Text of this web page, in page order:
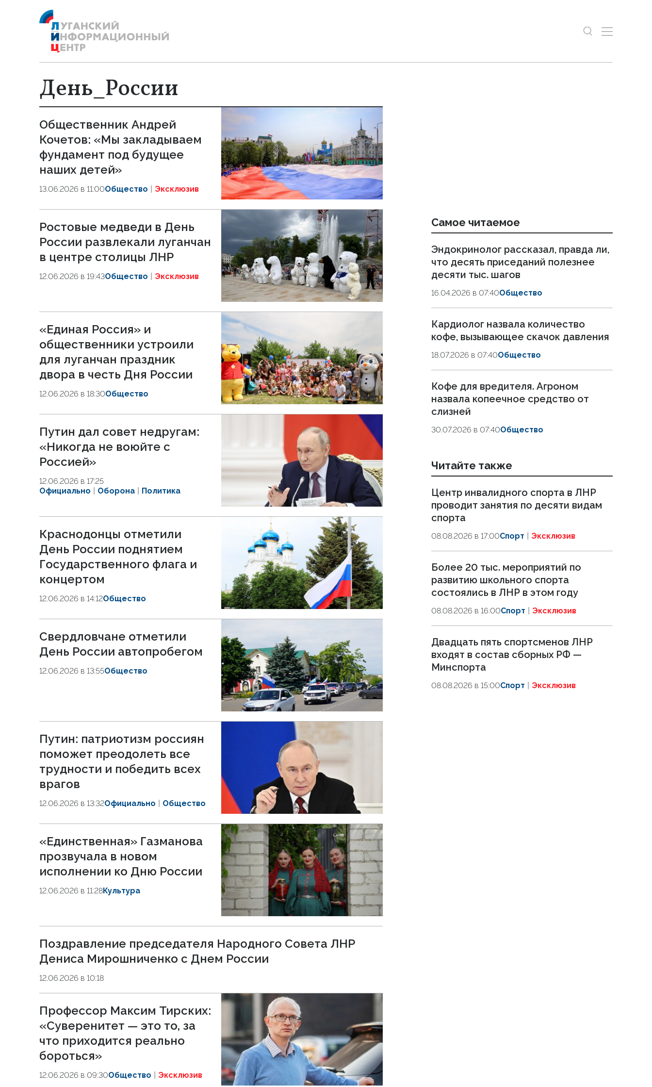
День_России
Общественник Андрей
Кочетов: «Мы закладываем
фундамент под будущее
наших детей»
13.06.2026 в 11:00Общество Эксклюзив
Ростовые медведи в День
России развлекали луганчан
в центре столицы ЛНР
12.06.2026 в 19:43Общество Эксклюзив
«Единая Россия» и
общественники устроили
для луганчан праздник
двора в честь Дня России
12.06.2026 в 18:30Общество
Путин дал совет недругам:
«Никогда не воюйте с
Россией»
12.06.2026 в 17:25
Официально
Оборона Политика
Краснодонцы отметили
День России поднятием
Государственного флага и
концертом
12.06.2026 в 14:12Общество
Свердловчане отметили
День России автопробегом
12.06.2026 в 13:55Общество
Путин: патриотизм россиян
поможет преодолеть все
трудности и победить всех
врагов
12.06.2026 в 13:32Официально Общество
«Единственная» Газманова
прозвучала в новом
исполнении ко Дню России
12.06.2026 в 11:28Культура
Поздравление председателя Народного Совета ЛНР
Дениса Мирошниченко с Днем России
12.06.2026 в 10:18
Профессор Максим Тирских:
«Суверенитет — это то, за
что приходится реально
бороться»
12.06.2026 в 09:30Общество Эксклюзив
Самое читаемое
Эндокринолог рассказал, правда ли,
что десять приседаний полезнее
десяти тыс. шагов
16.04.2026 в 07:40Общество
Кардиолог назвала количество
кофе, вызывающее скачок давления
18.07.2026 в 07:40Общество
Кофе для вредителя. Агроном
назвала копеечное средство от
слизней
30.07.2026 в 07:40Общество
Читайте также
Центр инвалидного спорта в ЛНР
проводит занятия по десяти видам
спорта
08.08.2026 в 17:00Спорт Эксклюзив
Более 20 тыс. мероприятий по
развитию школьного спорта
состоялись в ЛНР в этом году
08.08.2026 в 16:00Спорт Эксклюзив
Двадцать пять спортсменов ЛНР
входят в состав сборных РФ —
Минспорта
08.08.2026 в 15:00Спорт Эксклюзив